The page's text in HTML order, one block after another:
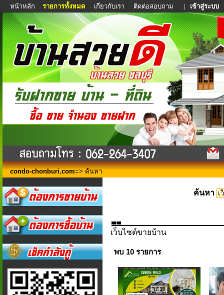
หน้าหลัก รายการทั้งหมด เกี่ยวกับเรา ติดต่อสอบถาม | เข้าสู่ระบบ
condo-chonburi.com=> ค้นหา
ค้นหา
เว็บไซต์ขายบ้าน
พบ 10 รายการ